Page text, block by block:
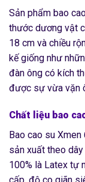
Sản phẩm bao
thước dương vật
18 cm và chiều
kế giống như
đàn ông có kích
được sự vừa vặn
Chất liệu bao
Bao cao su
sản xuất theo
100% là Latex tự